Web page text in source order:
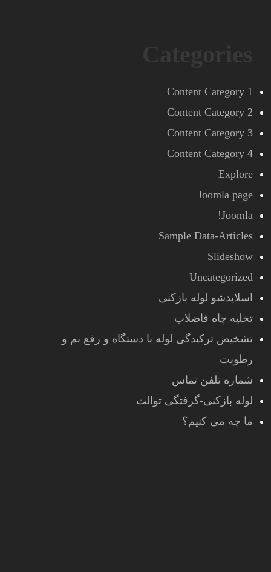
Content Category 1
Content Category 2
Content Category 3
Content Category 4
Explore
Joomla page
Joomla!
Sample Data-Articles
Slideshow
Uncategorized
اسلایدشو لوله بازکنی
تخلیه چاه فاضلاب
تشخیص ترکیدگی لوله با دستگاه و رفع نم و
رطوبت
شماره تلفن تماس
لوله بازکنی-گرفتگی توالت
ما چه می کنیم؟